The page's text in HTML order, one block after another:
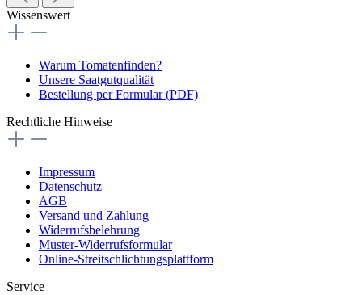
Wissenswert
Warum Tomatenfinden?
Unsere Saatgutqualität
Bestellung per Formular (PDF)
Rechtliche Hinweise
Impressum
Datenschutz
AGB
Versand und Zahlung
Widerrufsbelehrung
Muster-Widerrufsformular
Online-Streitschlichtungsplattform
Service